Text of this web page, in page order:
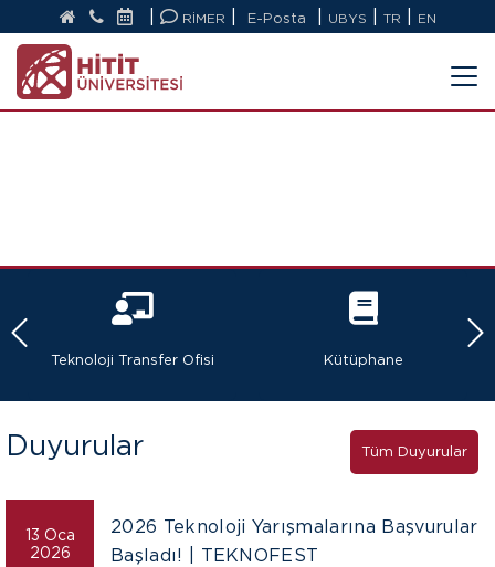
RİMER E-Posta UBYS TR EN
Teknoloji Transfer Ofisi Kütüphane
Duyurular Tüm Duyurular
13 Oca
2026
2026 Teknoloji Yarışmalarına Başvurular
Başladı! | TEKNOFEST